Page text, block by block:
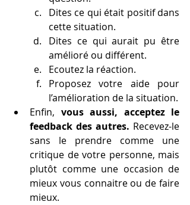
Dites ce qui était positif dans
cette situation.
Dites ce qui aurait pu être
amélioré ou différent.
Ecoutez la réaction.
Proposez votre aide pour
l’amélioration de la situation.
Enfin, vous aussi, acceptez le
feedback des autres. Recevez-le
sans le prendre comme une
critique de votre personne, mais
plutôt comme une occasion de
mieux vous connaitre ou de faire
mieux.